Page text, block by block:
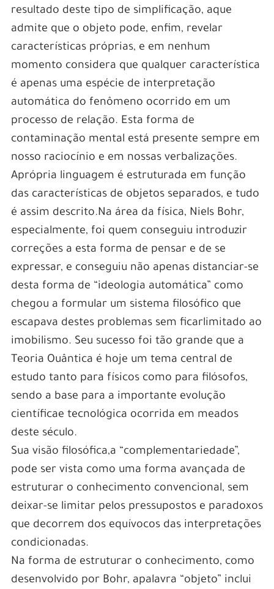
resultado deste tipo de simplificação, aque
admite que o objeto pode, enfim, revelar
características próprias, e em nenhum
momento considera que qualquer característica
é apenas uma espécie de interpretação
automática do fenômeno ocorrido em um
processo de relação. Esta forma de
contaminação mental está presente sempre em
nosso raciocínio e em nossas verbalizações.
Aprópria linguagem é estruturada em função
das características de objetos separados, e tudo
é assim descrito.Na área da física, Niels Bohr,
especialmente, foi quem conseguiu introduzir
correções a esta forma de pensar e de se
expressar, e conseguiu não apenas distanciar-se
desta forma de “ideologia automática” como
chegou a formular um sistema filosófico que
escapava destes problemas sem ficarlimitado ao
imobilismo. Seu sucesso foi tão grande que a
Teoria Ouântica é hoje um tema central de
estudo tanto para físicos como para filósofos,
sendo a base para a importante evolução
científicae tecnológica ocorrida em meados
deste século.
Sua visão filosófica,a “complementariedade”,
pode ser vista como uma forma avançada de
estruturar o conhecimento convencional, sem
deixar-se limitar pelos pressupostos e paradoxos
que decorrem dos equívocos das interpretações
condicionadas.
Na forma de estruturar o conhecimento, como
desenvolvido por Bohr, apalavra “objeto” inclui